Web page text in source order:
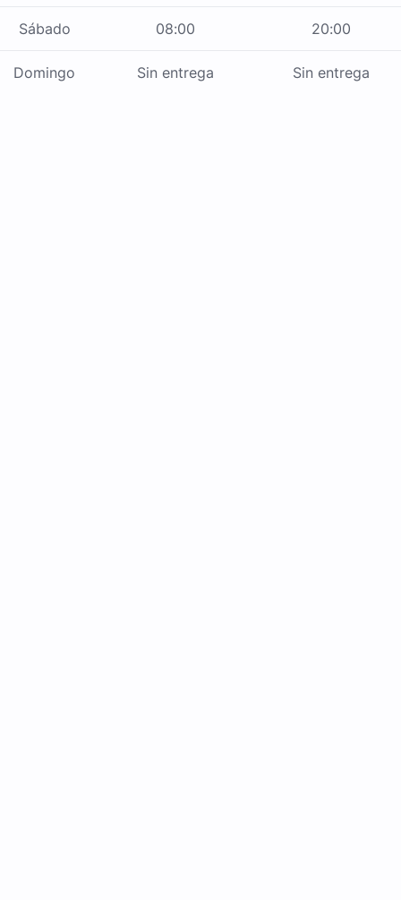
Sábado 08:00 20:00
Domingo Sin entrega Sin entrega